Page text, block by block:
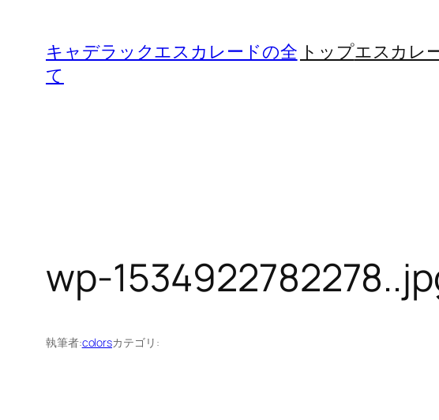
キャデラックエスカレードの全
て
トップエスカレ
wp-
執筆者:colorsカテゴリ: